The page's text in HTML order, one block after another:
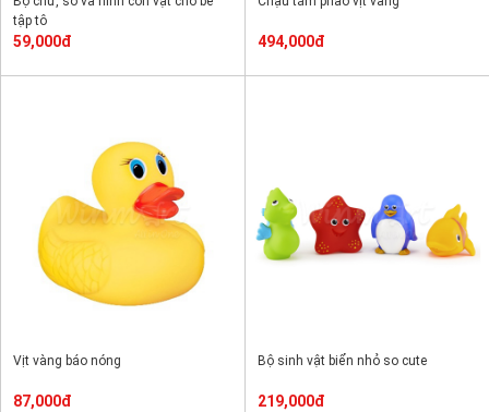
tập tô
59,000đ 494,000đ
Vịt vàng báo nóng
87,000đ
Bộ sinh vật biển nhỏ so cute
219,000đ